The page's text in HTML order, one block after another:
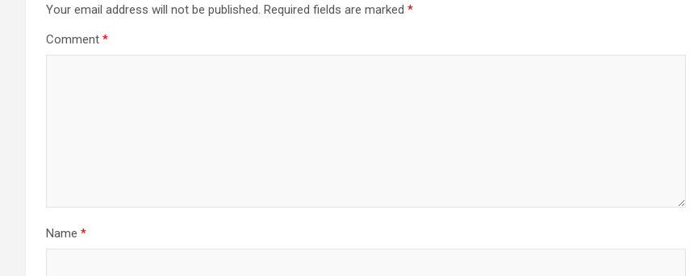
Your email address will not be published. Required fields are marked *
Comment *
Name *